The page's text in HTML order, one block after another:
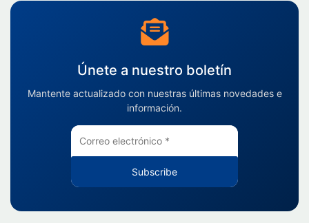
Únete a nuestro boletín
Mantente actualizado con nuestras últimas novedades e
información.
Subscribe